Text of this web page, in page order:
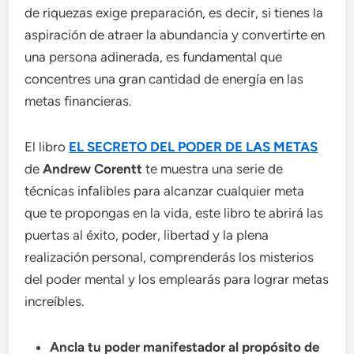
de riquezas exige preparación, es decir, si tienes la
aspiración de atraer la abundancia y convertirte en
una persona adinerada, es fundamental que
concentres una gran cantidad de energía en las
metas financieras.
El libro EL SECRETO DEL PODER DE LAS METAS
deAndrew Corentt te muestra una serie de
técnicas infalibles para alcanzar cualquier meta
que te propongas en la vida, este libro te abrirá las
puertas al éxito, poder, libertad y la plena
realización personal, comprenderás los misterios
del poder mental y los emplearás para lograr metas
increíbles.
Ancla tu poder manifestador al propósito de